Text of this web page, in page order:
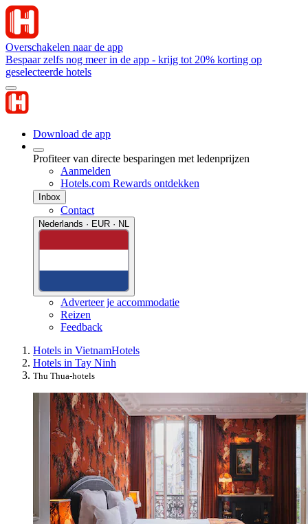
Overschakelen naar de app
Bespaar zelfs nog meer in de app - krijg tot 20% korting op
geselecteerde hotels
Download de app
Profiteer van directe besparingen met ledenprijzen
Aanmelden
Hotels.com Rewards ontdekken
Inbox
Contact
Nederlands · EUR · NL
Adverteer je accommodatie
Reizen
Feedback
Hotels in VietnamHotels
Hotels in Tay Ninh
Thu Thua-hotels